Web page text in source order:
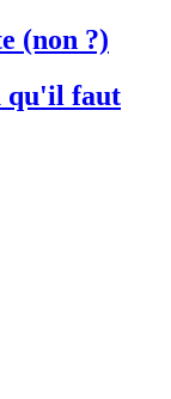
(non ?)
qu'il faut